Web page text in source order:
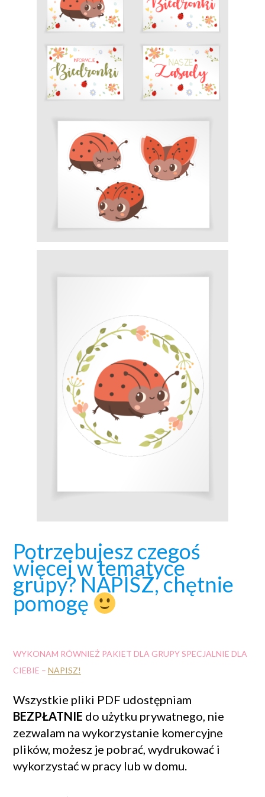
Potrzebujesz czegoś
więcej w tematyce
grupy? NAPISZ, chętnie
pomogę
WYKONAM RÓWNIEŻ PAKIET DLA GRUPY SPECJALNIE DLA
CIEBIE – NAPISZ!
Wszystkie pliki PDF udostępniam
BEZPŁATNIE do użytku prywatnego, nie
zezwalam na wykorzystanie komercyjne
plików, możesz je pobrać, wydrukować i
wykorzystać w pracy lub w domu.